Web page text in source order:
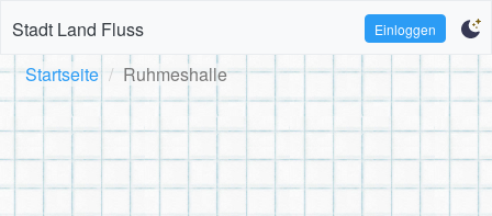
Stadt Land Fluss Einloggen
Startseite Ruhmeshalle